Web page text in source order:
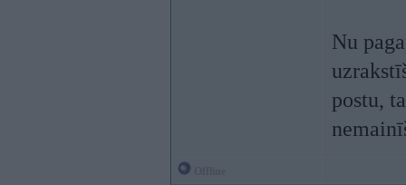
Nu
postu,